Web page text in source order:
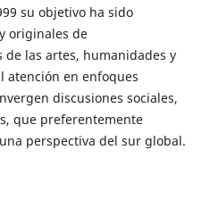
su objetivo ha sido
originales de
las artes, humanidades y
atención en enfoques
discusiones sociales,
que preferentemente
perspectiva del sur global.